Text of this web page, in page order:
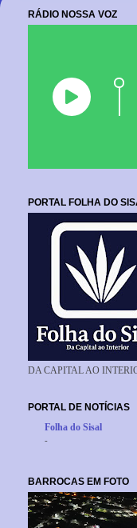
RÁDIO NOSSA VOZ
PORTAL FOLHA DO
DA CAPITAL AO
PORTAL DE NOTÍCIAS
Folha do Sisal
-
BARROCAS EM FOTO